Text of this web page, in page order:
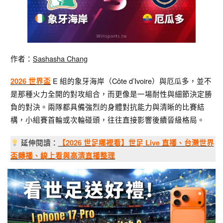
作者：Sashasha Chang
2026 世界盃 E 組的象牙海岸（Côte d’Ivoire）與厄瓜多，並不
是那種火力全開的對攻組合，而更像是一場耐性與細節決定勝
負的對決。兩隊都具備強烈的身體對抗能力與清晰的比賽結
構，小組賽首輪或次輪碰頭，往往直接影響後續晉級格局。
延伸閱讀：
【2026 世足哪裡看】世足 Live 直播、台灣世界
盃轉播、線上看與高清直播整理